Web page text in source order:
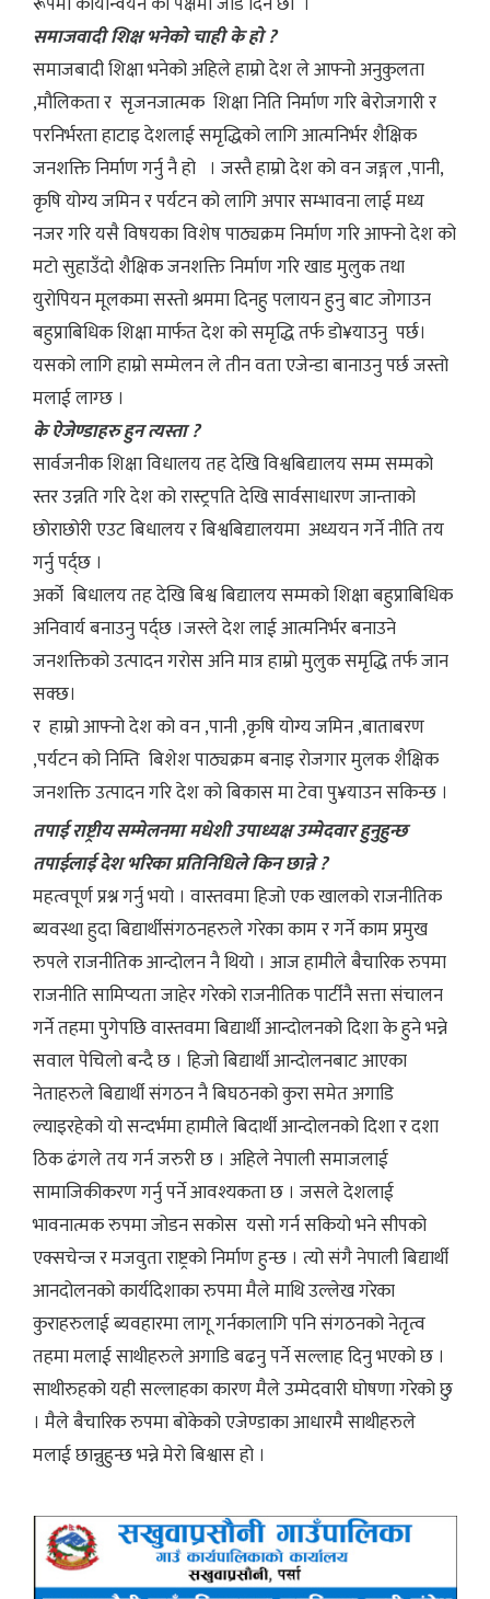
समाजवादी शिक्ष भनेको चाही के हो ?
समाजबादी शिक्षा भनेको अहिले हाम्रो देश ले आफ्नो अनुकुलता
,मौलिकता र सृजनजात्मक शिक्षा निति निर्माण गरि बेरोजगारी र
परनिर्भरता हाटाइ देशलाई समृद्धिको लागि आत्मनिर्भर शैक्षिक
जनशक्ति निर्माण गर्नु नै हो । जस्तै हाम्रो देश को वन जङ्गल ,पानी,
कृषि योग्य जमिन र पर्यटन को लागि अपार सम्भावना लाई मध्य
नजर गरि यसै विषयका विशेष पाठ्यक्रम निर्माण गरि आफ्नो देश को
मटो सुहाउँदो शैक्षिक जनशक्ति निर्माण गरि खाड मुलुक तथा
युरोपियन मूलकमा सस्तो श्रममा दिनहु पलायन हुनु बाट जोगाउन
बहुप्राबिधिक शिक्षा मार्फत देश को समृद्धि तर्फ डो¥याउनु पर्छ।
यसको लागि हाम्रो सम्मेलन ले तीन वता एजेन्डा बानाउनु पर्छ जस्तो
मलाई लाग्छ ।
के ऐजेण्डाहरु हुन त्यस्ता ?
सार्वजनीक शिक्षा विधालय तह देखि विश्वबिद्यालय सम्म सम्मको
स्तर उन्नति गरि देश को रास्ट्रपति देखि सार्वसाधारण जान्ताको
छोराछोरी एउट बिधालय र बिश्वबिद्यालयमा अध्ययन गर्ने नीति तय
गर्नु पर्द्छ ।
अर्को बिधालय तह देखि बिश्व बिद्यालय सम्मको शिक्षा बहुप्राबिधिक
अनिवार्य बनाउनु पर्द्छ ।जस्ले देश लाई आत्मनिर्भर बनाउने
जनशक्तिको उत्पादन गरोस अनि मात्र हाम्रो मुलुक समृद्धि तर्फ जान
सक्छ।
र हाम्रो आफ्नो देश को वन ,पानी ,कृषि योग्य जमिन ,बाताबरण
,पर्यटन को निम्ति बिशेश पाठ्यक्रम बनाइ रोजगार मुलक शैक्षिक
जनशक्ति उत्पादन गरि देश को बिकास मा टेवा पु¥याउन सकिन्छ ।
तपाई राष्ट्रीय सम्मेलनमा मधेशी उपाध्यक्ष उम्मेदवार हुनुहुन्छ
तपाईलाई देश भरिका प्रतिनिधिले किन छान्ने ?
महत्वपूर्ण प्रश्न गर्नु भयो । वास्तवमा हिजो एक खालको राजनीतिक
ब्यवस्था हुदा बिद्यार्थीसंगठनहरुले गरेका काम र गर्ने काम प्रमुख
रुपले राजनीतिक आन्दोलन नै थियो । आज हामीले बैचारिक रुपमा
राजनीति सामिप्यता जाहेर गरेको राजनीतिक पार्टीनै सत्ता संचालन
गर्ने तहमा पुगेपछि वास्तवमा बिद्यार्थी आन्दोलनको दिशा के हुने भन्ने
सवाल पेचिलो बन्दै छ । हिजो बिद्यार्थी आन्दोलनबाट आएका
नेताहरुले बिद्यार्थी संगठन नै बिघठनको कुरा समेत अगाडि
ल्याइरहेको यो सन्दर्भमा हामीले बिदार्थी आन्दोलनको दिशा र दशा
ठिक ढंगले तय गर्न जरुरी छ । अहिले नेपाली समाजलाई
सामाजिकीकरण गर्नु पर्ने आवश्यकता छ । जसले देशलाई
भावनात्मक रुपमा जोडन सकोस यसो गर्न सकियो भने सीपको
एक्सचेन्ज र मजवुता राष्ट्रको निर्माण हुन्छ । त्यो संगै नेपाली बिद्यार्थी
आनदोलनको कार्यदिशाका रुपमा मैले माथि उल्लेख गरेका
कुराहरुलाई ब्यवहारमा लागू गर्नकालागि पनि संगठनको नेतृत्व
तहमा मलाई साथीहरुले अगाडि बढनु पर्ने सल्लाह दिनु भएको छ ।
साथीरुहको यही सल्लाहका कारण मैले उम्मेदवारी घोषणा गरेको छु
। मैले बैचारिक रुपमा बोकेको एजेण्डाका आधारमै साथीहरुले
मलाई छान्नुहुन्छ भन्ने मेरो बिश्वास हो ।